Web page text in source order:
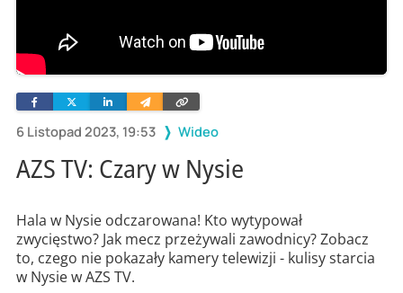
6 Listopad 2023, 19:53 Wideo
FacebookTwitterLinkedinWyślij
e-
Skopiuj
link
AZS TV: Czary w Nysie
Hala w Nysie odczarowana! Kto wytypował
zwycięstwo? Jak mecz przeżywali zawodnicy? Zobacz
to, czego nie pokazały kamery telewizji - kulisy starcia
w Nysie w AZS TV.